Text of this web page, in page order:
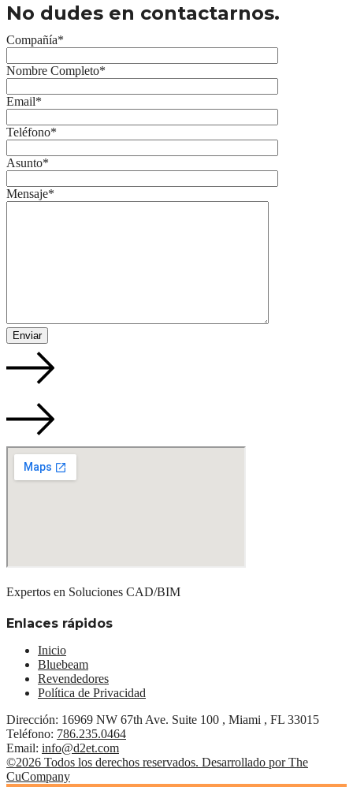
No dudes en contactarnos.
Compañía*
Nombre Completo*
Email*
Teléfono*
Asunto*
Mensaje*
Expertos en Soluciones CAD/BIM
Enlaces rápidos
Inicio
Bluebeam
Revendedores
Política de Privacidad
Dirección: 16969 NW 67th Ave. Suite 100 , Miami , FL 33015
Teléfono: 786.235.0464
Email: info@d2et.com
©2026 Todos los derechos reservados. Desarrollado porThe
CuCompany